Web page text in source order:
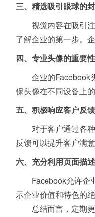
三、精选吸引眼球的
视觉内容在吸引
了解企业的第一步。
四、专业头像的重要性
企业的Facebook
保头像在不同设备上
五、积极响应客户反馈
对于客户通过各
反馈可以提升客户满
六、充分利用页面描述
Facebook允许企
示企业价值和特色的绝
总结而言，定期